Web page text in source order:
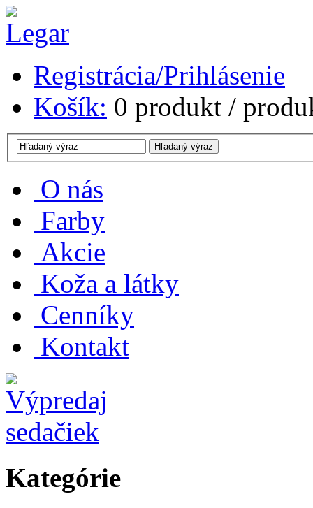
Registrácia/Prihlásenie
Košík: 0 produkt /
O nás
Farby
Akcie
Koža a látky
Cenníky
Kontakt
Kategórie